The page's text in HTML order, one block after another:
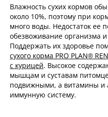
Влажность сухих кормов
около 10%, поэтому при
много воды. Недостаток ее
обезвоживание организма
Поддержать их здоровье
сухого корма PRO PLAN®
с курицей. Высокое
мышцам и суставам
подвижными, а витамины и
иммунную систему.